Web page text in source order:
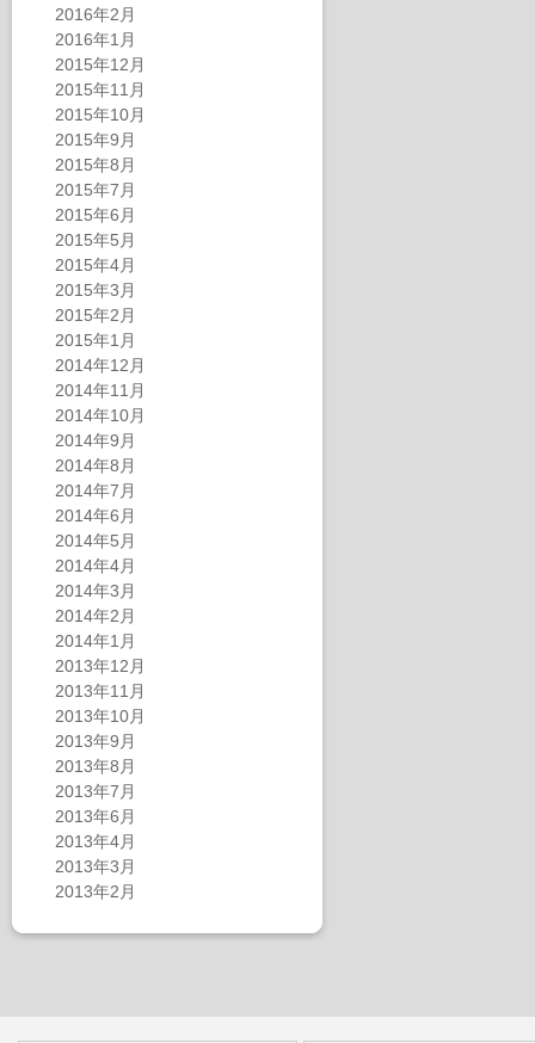
2016年2月
2016年1月
2015年12月
2015年11月
2015年10月
2015年9月
2015年8月
2015年7月
2015年6月
2015年5月
2015年4月
2015年3月
2015年2月
2015年1月
2014年12月
2014年11月
2014年10月
2014年9月
2014年8月
2014年7月
2014年6月
2014年5月
2014年4月
2014年3月
2014年2月
2014年1月
2013年12月
2013年11月
2013年10月
2013年9月
2013年8月
2013年7月
2013年6月
2013年4月
2013年3月
2013年2月